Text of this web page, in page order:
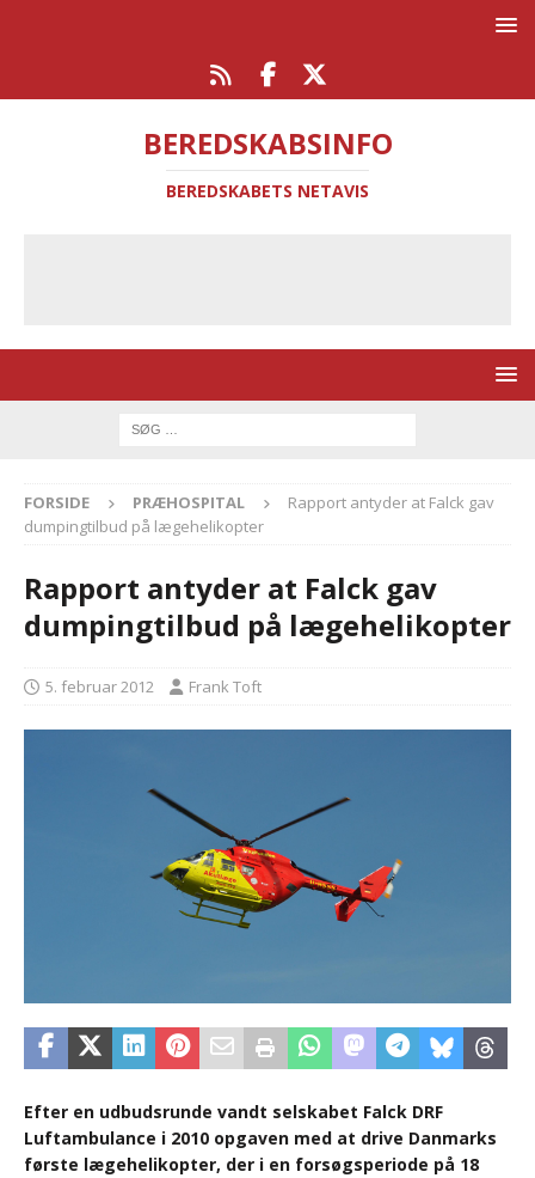
BEREDSKABSINFO
BEREDSKABETS NETAVIS
FORSIDE PRÆHOSPITAL
Rapport antyder at Falck gav
dumpingtilbud på lægehelikopter
Rapport antyder at Falck gav
dumpingtilbud på lægehelikopter
5. februar 2012 Frank Toft
Efter en udbudsrunde vandt selskabet Falck DRF
Luftambulance i 2010 opgaven med at drive Danmarks
første lægehelikopter, der i en forsøgsperiode på 18